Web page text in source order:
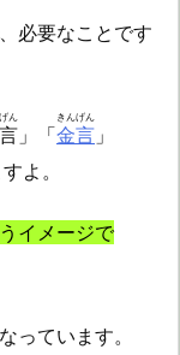
必要なことです
ん
」「金言
きんげん
」
よ。
イメージで
っています。